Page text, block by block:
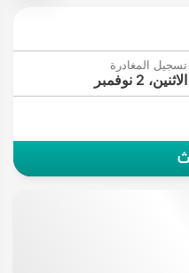
تسجيل المغادرة
الاثنين، 2 نوفمبر